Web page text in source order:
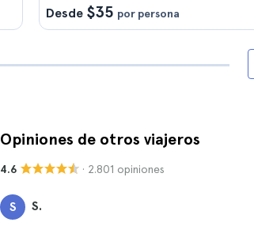
Desde $35 por persona
Opiniones de otros viajeros
4.6 · 2.801 opiniones
S S.